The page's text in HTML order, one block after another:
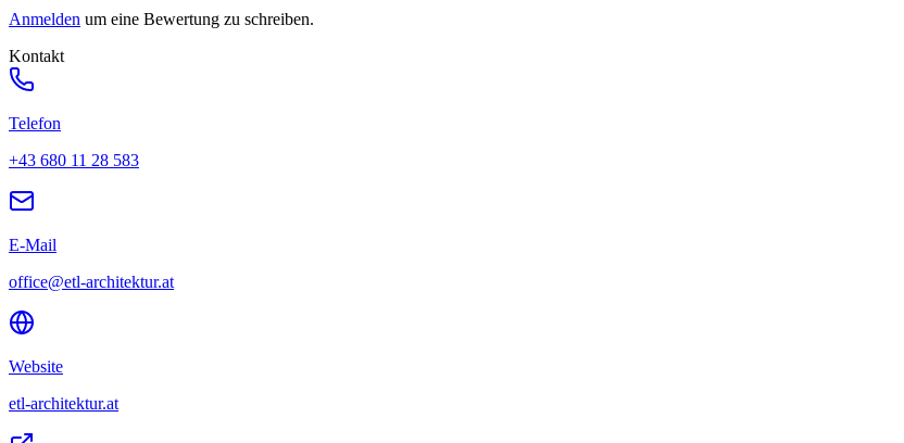
Anmelden um eine Bewertung zu schreiben.
Kontakt
Telefon
+43 680 11 28 583
E-Mail
office@etl-architektur.at
Website
etl-architektur.at